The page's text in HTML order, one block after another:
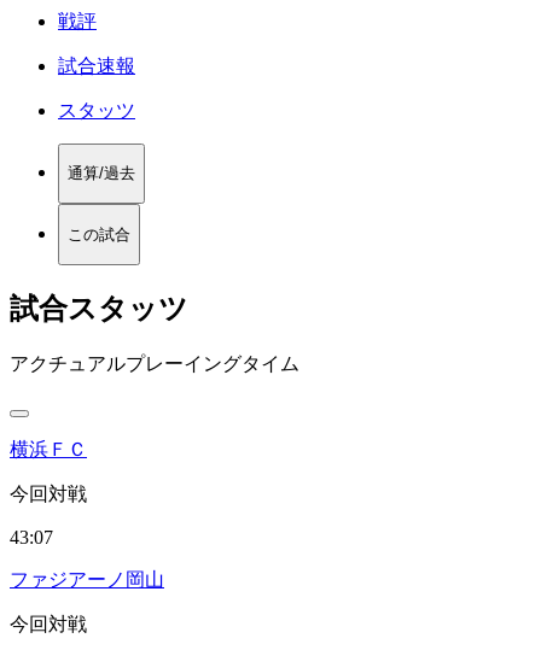
戦評
試合速報
スタッツ
通算/過去
この試合
試合スタッツ
アクチュアルプレーイングタイム
横浜ＦＣ
今回対戦
43:07
ファジアーノ岡山
今回対戦